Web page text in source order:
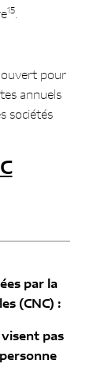
15.
ouvert pour
annuels
sociétés
par la
(CNC) :
pas